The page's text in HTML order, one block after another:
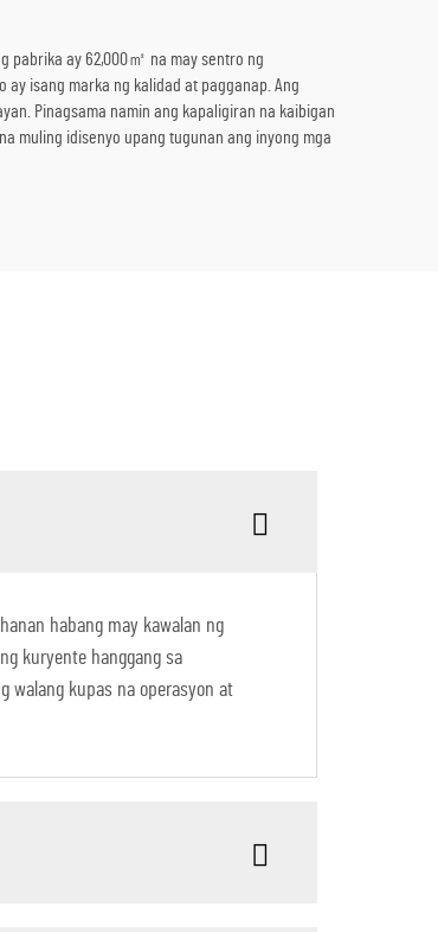
pabrika ay 62,000㎡ na may sentro ng
ay isang marka ng kalidad at pagganap. Ang
Pinagsama namin ang kapaligiran na kaibigan
muling idisenyo upang tugunan ang inyong mga
habang may kawalan ng
kuryente hanggang sa
walang kupas na operasyon at